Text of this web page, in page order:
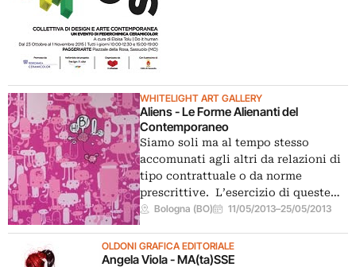
​WHITELIGHT ART GALLERY
Aliens - Le Forme Alienanti del
Contemporaneo
Siamo soli ma al tempo stesso
accomunati agli altri da relazioni di
tipo contrattuale o da norme
prescrittive. L’esercizio di queste…
Bologna (BO) 11/05/2013–25/05/2013
OLDONI GRAFICA EDITORIALE
Angela Viola - MA(ta)SSE